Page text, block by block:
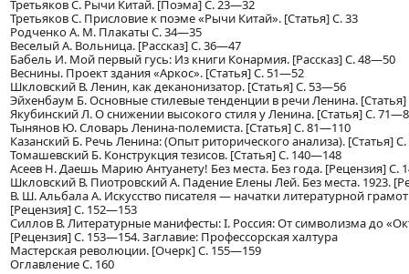
Третьяков С. Рычи Китай. [Поэма] С. 23—32
Третьяков С. Присловие к поэме «Рычи Китай». [Статья] С. 33
Родченко А. М. Плакаты С. 34—35
Веселый А. Вольница. [Рассказ] С. 36—47
Бабель И. Мой первый гусь: Из книги Конармия. [Рассказ] С. 48—50
Веснины. Проект здания «Аркос». [Статья] С. 51—52
Шкловский В. Ленин, как деканонизатор. [Статья] С. 53—56
Эйхенбаум Б. Основные стилевые тенденции в речи Ленина.
Якубинский Л. О снижении высокого стиля у Ленина. [Статья] С.
Тынянов Ю. Словарь Ленина-полемиста. [Статья] С. 81—110
Казанский Б. Речь Ленина: (Опыт риторического анализа). [Статья]
Томашевский Б. Конструкция тезисов. [Статья] С. 140—148
Асеев Н. Даешь Марию Антуанету! Без места. Без года. [Рецензия] С.
Шкловский В. Пиотровский А. Падение Елены Лей. Без места. 1923.
В. Ш. Альбала А. Искусство писателя — начатки литературной
[Рецензия] С. 152—153
Силлов В. Литературные манифесты: I. Россия: От символизма до
[Рецензия] С. 153—154. Заглавие: Профессорская халтура
Мастерская революции. [Очерк] С. 155—159
Оглавление С. 160